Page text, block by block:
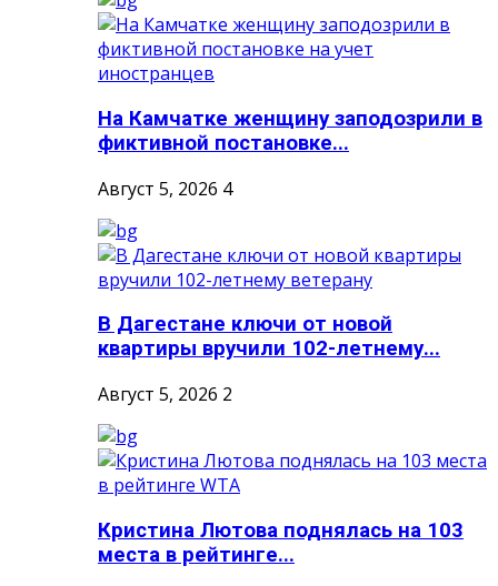
На Камчатке женщину заподозрили в
фиктивной постановке...
Август 5, 2026 4
В Дагестане ключи от новой
квартиры вручили 102-летнему...
Август 5, 2026 2
Кристина Лютова поднялась на 103
места в рейтинге...